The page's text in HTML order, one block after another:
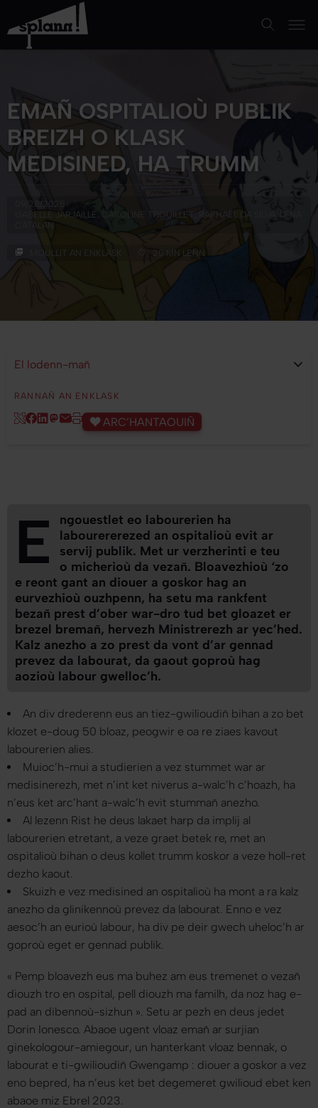
EMAÑ OSPITALIOÙ PUBLIK
BREIZH O KLASK
MEDISINED, HA TRUMM
09/28/2025
ISABELLE JARJAILLE, CAROLINE TROUILLET, RAPHAËL DA SILVA, LENA
CATALÁN
MOULLIT AN ENKLASK 20 MN LENN
El lodenn-mañ
RANNAÑ AN ENKLASK
ARC’HANTAOUIÑ
E
ngouestlet eo labourerien ha
labourererezed an ospitalioù evit ar
servij publik. Met ur verzherinti e teu
o micherioù da vezañ. Bloavezhioù ‘zo
e reont gant an diouer a goskor hag an
eurvezhioù ouzhpenn, ha setu ma rankfent
bezañ prest d’ober war-dro tud bet gloazet er
brezel bremañ, hervezh Ministrerezh ar yec’hed.
Kalz anezho a zo prest da vont d’ar gennad
prevez da labourat, da gaout goproù hag
aozioù labour gwelloc’h.
An div drederenn eus an tiez-gwilioudiñ bihan a zo bet
klozet e-doug 50 bloaz, peogwir e oa re ziaes kavout
labourerien alies.
Muioc’h-mui a studierien a vez stummet war ar
medisinerezh, met n’int ket niverus a-walc’h c’hoazh, ha
n’eus ket arc’hant a-walc’h evit stummañ anezho.
Al lezenn Rist he deus lakaet harp da implij al
labourerien etretant, a veze graet betek re, met an
ospitalioù bihan o deus kollet trumm koskor a veze holl-ret
dezho kaout.
Skuizh e vez medisined an ospitalioù ha mont a ra kalz
anezho da glinikennoù prevez da labourat. Enno e vez
aesoc’h an eurioù labour, ha div pe deir gwech uheloc’h ar
goproù eget er gennad publik.
« Pemp bloavezh eus ma buhez am eus tremenet o vezañ
diouzh tro en ospital, pell diouzh ma familh, da noz hag e-
pad an dibennoù-sizhun ». Setu ar pezh en deus jedet
Dorin Ionesco. Abaoe ugent vloaz emañ ar surjian
ginekologour-amiegour, un hanterkant vloaz bennak, o
labourat e ti-gwilioudiñ Gwengamp : diouer a goskor a vez
eno bepred, ha n’eus ket bet degemeret gwilioud ebet ken
abaoe miz Ebrel 2023.